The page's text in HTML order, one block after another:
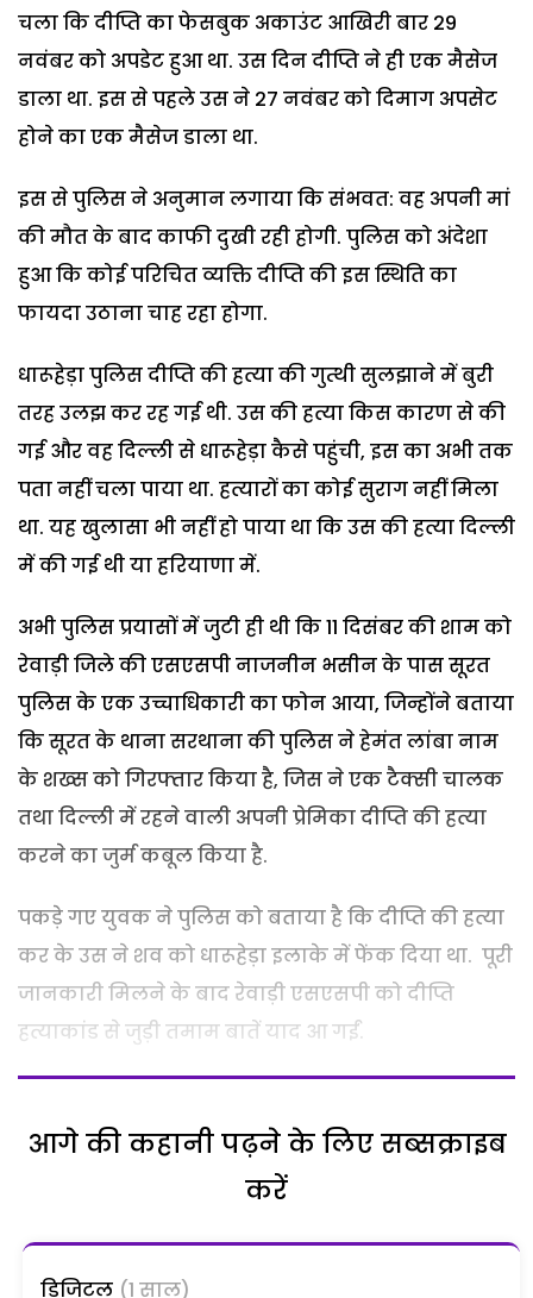
चला कि दीप्ति का फेसबुक अकाउंट आखिरी बार 29
नवंबर को अपडेट हुआ था. उस दिन दीप्ति ने ही एक मैसेज
डाला था. इस से पहले उस ने 27 नवंबर को दिमाग अपसेट
होने का एक मैसेज डाला था.
इस से पुलिस ने अनुमान लगाया कि संभवत: वह अपनी मां
की मौत के बाद काफी दुखी रही होगी. पुलिस को अंदेशा
हुआ कि कोई परिचित व्यक्ति दीप्ति की इस स्थिति का
फायदा उठाना चाह रहा होगा.
धारूहेड़ा पुलिस दीप्ति की हत्या की गुत्थी सुलझाने में बुरी
तरह उलझ कर रह गई थी. उस की हत्या किस कारण से की
गई और वह दिल्ली से धारूहेड़ा कैसे पहुंची, इस का अभी तक
पता नहीं चला पाया था. हत्यारों का कोई सुराग नहीं मिला
था. यह खुलासा भी नहीं हो पाया था कि उस की हत्या दिल्ली
में की गई थी या हरियाणा में.
अभी पुलिस प्रयासों में जुटी ही थी कि 11 दिसंबर की शाम को
रेवाड़ी जिले की एसएसपी नाजनीन भसीन के पास सूरत
पुलिस के एक उच्चाधिकारी का फोन आया, जिन्होंने बताया
कि सूरत के थाना सरथाना की पुलिस ने हेमंत लांबा नाम
के शख्स को गिरफ्तार किया है, जिस ने एक टैक्सी चालक
तथा दिल्ली में रहने वाली अपनी प्रेमिका दीप्ति की हत्या
करने का जुर्म कबूल किया है.
पकड़े गए युवक ने पुलिस को बताया है कि दीप्ति की हत्या
कर के उस ने शव को धारूहेड़ा इलाके में फेंक दिया था. पूरी
जानकारी मिलने के बाद रेवाड़ी एसएसपी को दीप्ति
हत्याकांड से जुड़ी तमाम बातें याद आ गईं.
आगे की कहानी पढ़ने के लिए सब्सक्राइब
करें
डिजिटल (1 साल)